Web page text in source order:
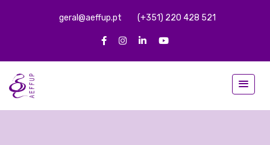
geral@aeffup.pt (+351) 220 428 521